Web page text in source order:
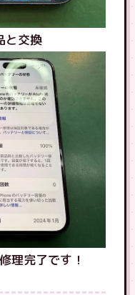
と交換
理完了です！